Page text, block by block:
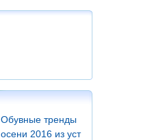
Обувные тренды
осени 2016 из уст